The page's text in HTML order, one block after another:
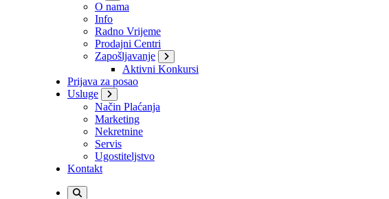
O nama
Info
Radno Vrijeme
Prodajni Centri
Zapošljavanje
Aktivni Konkursi
Prijava za posao
Usluge
Način Plaćanja
Marketing
Nekretnine
Servis
Ugostiteljstvo
Kontakt